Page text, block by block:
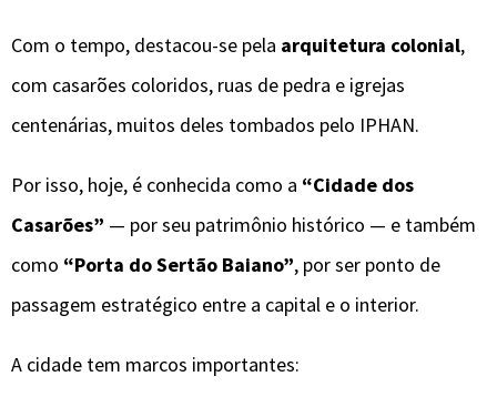
Com o tempo, destacou-se pela arquitetura colonial,
com casarões coloridos, ruas de pedra e igrejas
centenárias, muitos deles tombados pelo IPHAN.
Por isso, hoje, é conhecida como a “Cidade dos
Casarões” — por seu patrimônio histórico — e também
como “Porta do Sertão Baiano”, por ser ponto de
passagem estratégico entre a capital e o interior.
A cidade tem marcos importantes: